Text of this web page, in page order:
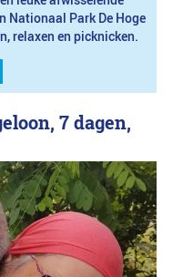
Nationaal Park De Hoge
relaxen en picknicken.
7 dagen,